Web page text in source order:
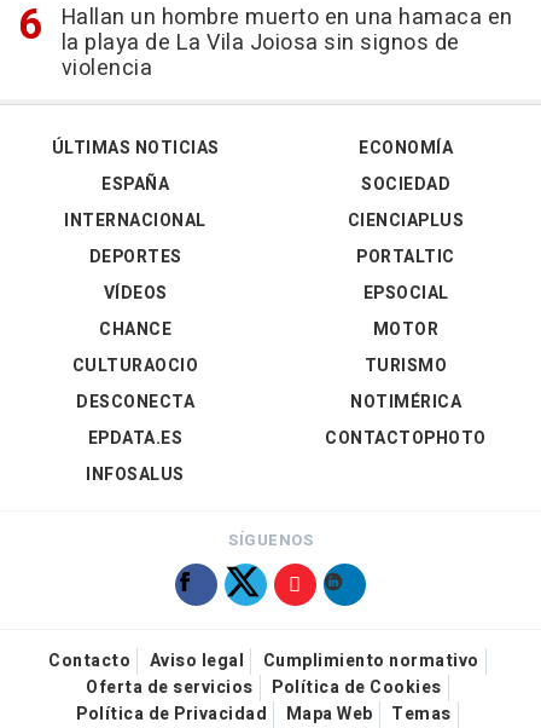
Hallan un hombre muerto en una hamaca en
la playa de La Vila Joiosa sin signos de
violencia
ÚLTIMAS NOTICIAS
ESPAÑA
INTERNACIONAL
DEPORTES
VÍDEOS
ECONOMÍA
SOCIEDAD
CIENCIAPLUS
PORTALTIC
EPSOCIAL
CHANCE
CULTURAOCIO
DESCONECTA
EPDATA.ES
INFOSALUS
MOTOR
TURISMO
NOTIMÉRICA
CONTACTOPHOTO
SÍGUENOS
Contacto Aviso legal
Cumplimiento normativo
Oferta de servicios
Política de Cookies
Política de Privacidad
Mapa Web Temas